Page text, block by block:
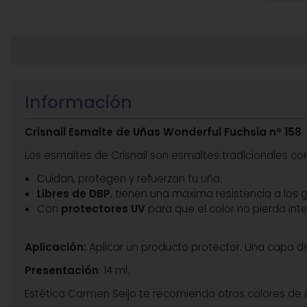
Información
Crisnail Esmalte de Uñas Wonderful Fuchsia nº 158
Los esmaltes de Crisnail son esmaltes tradicionales
Cuidan, protegen y refuerzan tu uña.
Libres de DBP, tienen una máxima resistencia a los
Con protectores UV para que el color no pierda
Aplicación: Aplicar un producto protector. Una capa
Presentación: 14 ml.
Estética Carmen Seijo te recomienda otros colores de